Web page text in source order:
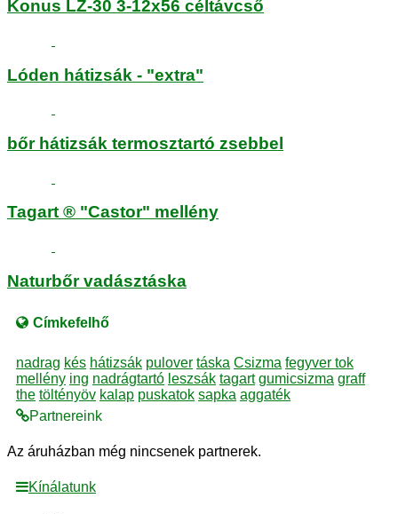
Konus LZ-30 3-12x56 céltávcső
Lóden hátizsák - "extra"
bőr hátizsák termosztartó zsebbel
Tagart ® "Castor" mellény
Naturbőr vadásztáska
Címkefelhő
nadrag kés hátizsák pulover táska Csizma fegyver tok
mellény ing nadrágtartó leszsák tagart gumicsizma graff
the töltényöv kalap puskatok sapka aggaték
Partnereink
Az áruházban még nincsenek partnerek.
Kínálatunk